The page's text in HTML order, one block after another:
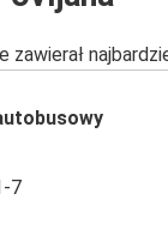
zawierał
7